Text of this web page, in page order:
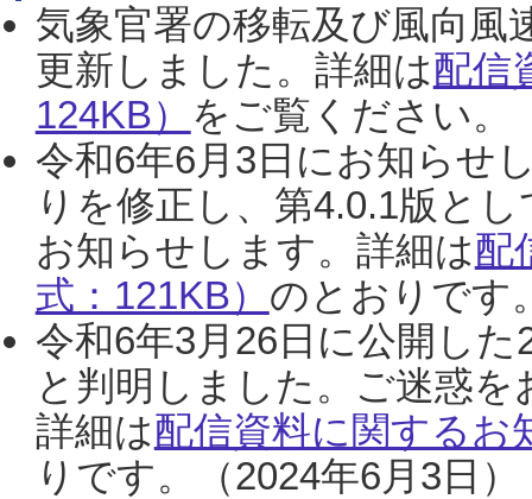
気象官署の移転及び風向風
更新しました。詳細は配信
124KB） をご覧ください。
令和6年6月3日にお知らせ
りを修正し、第4.0.1版と
お知らせします。詳細は配
式：121KB） のとおりです
令和6年3月26日に公開し
と判明しました。ご迷惑
詳細は配信資料に関するお
りです。（2024年6月3日）